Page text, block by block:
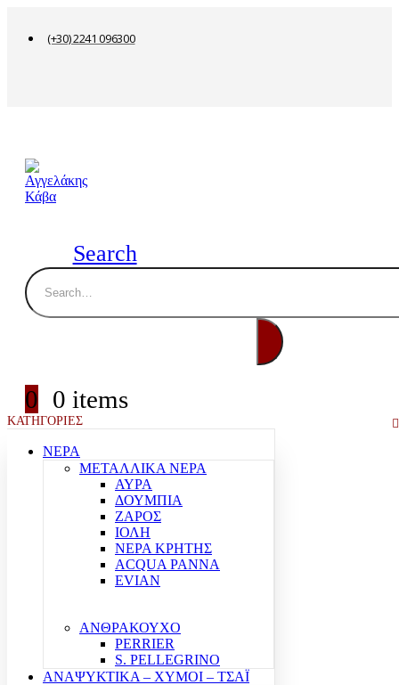
(+30) 2241 096300
Search
0 0 items
ΚΑΤΗΓΟΡΙΕΣ
ΝΕΡΑ
ΜΕΤΑΛΛΙΚΑ ΝΕΡΑ
ΑΥΡΑ
ΔΟΥΜΠΙΑ
ΖΑΡΟΣ
ΙΟΛΗ
ΝΕΡΑ ΚΡΗΤΗΣ
ACQUA PANNA
EVIAN
ΑΝΘΡΑΚΟΥΧΟ
PERRIER
S. PELLEGRINO
ΑΝΑΨΥΚΤΙΚΑ – ΧΥΜΟΙ – ΤΣΑΪ